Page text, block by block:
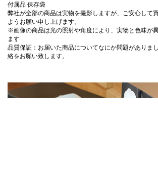
付属品 保存袋
弊社が全部の商品は実物を撮影しますが、ご安心して
ようお願い申し上げます。
※画像の商品は光の照射や角度により、実物と色味が
ます
品質保証：お届いた商品についてなにか問題がありま
絡をお願い致します。